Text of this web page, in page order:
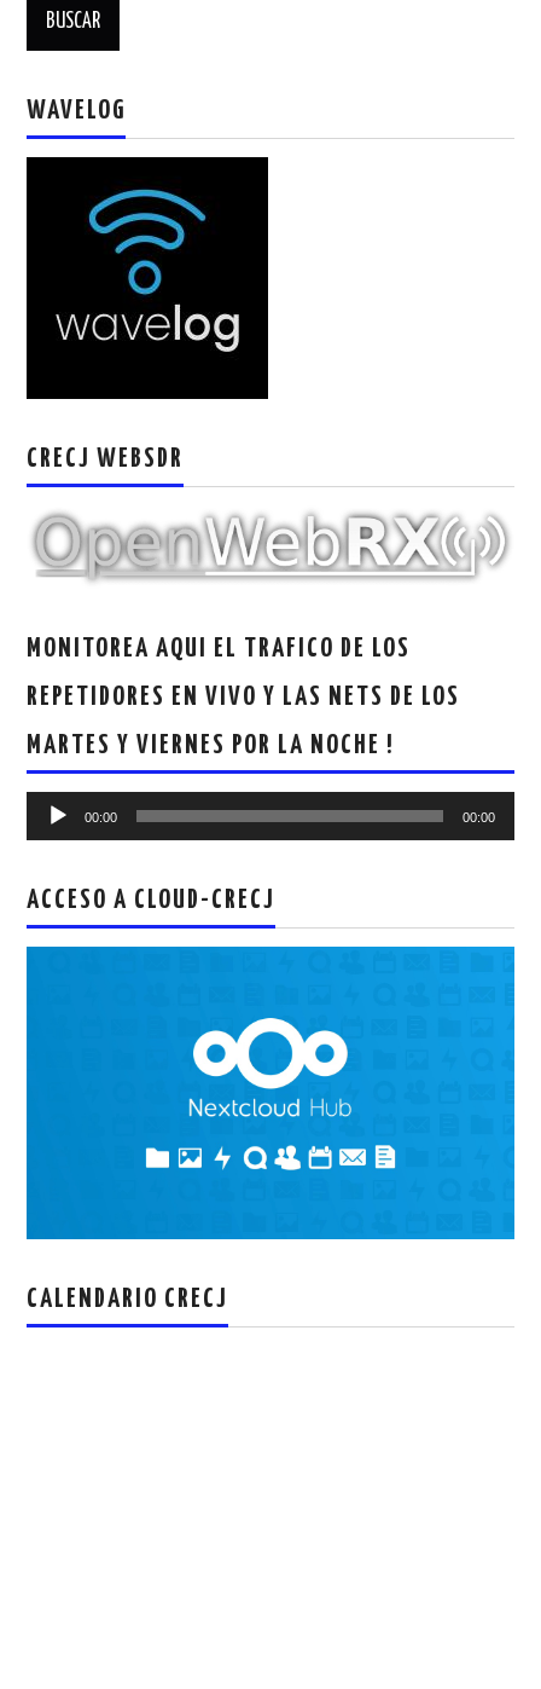
SOTA Y POTA
WAVELOG
AUTENTIFICACIÓN DE MIEMBROS DEL
MUMLA APP ( MUY FÁCIL )
WAVELOG
CRECJ WEBSDR
MONITOREA AQUI EL TRAFICO DE LOS
REPETIDORES EN VIVO Y LAS NETS DE LOS
MARTES Y VIERNES POR LA NOCHE !
Reproductor
00:00 00:00
ACCESO A CLOUD-CRECJ
CALENDARIO CRECJ